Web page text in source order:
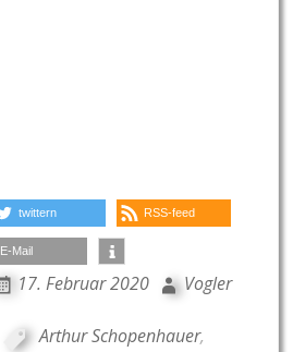
twittern RSS-feed
E-Mail
17. Februar 2020 Vogler
Arthur Schopenhauer,